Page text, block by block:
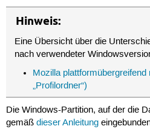
Hinweis:
Eine Übersicht über die
nach verwendeter
Mozilla
„Profilordner“)
Die Windows-Partition, auf der die
gemäß dieser Anleitung